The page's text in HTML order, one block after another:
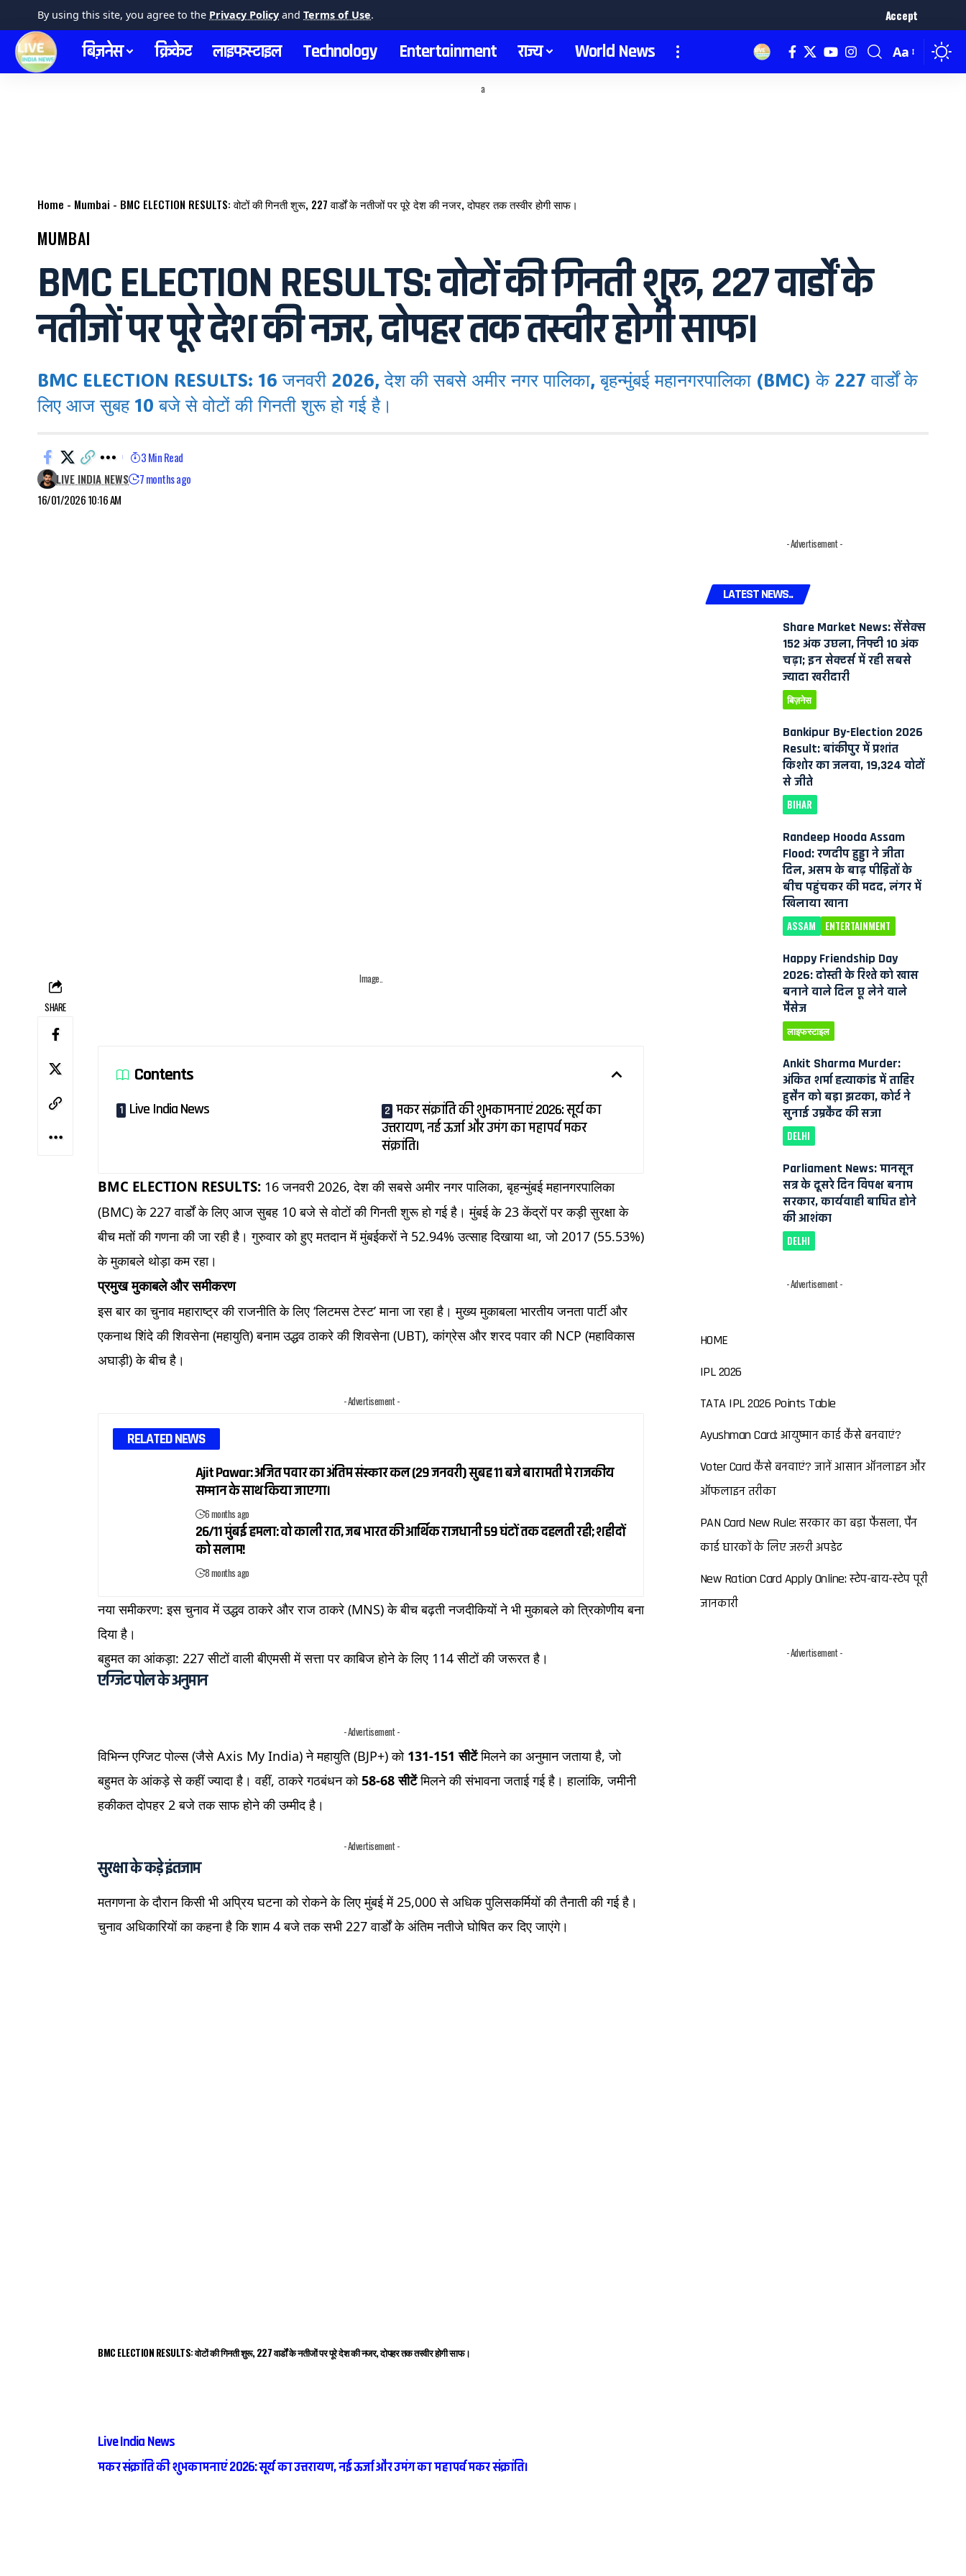
By using this site, you agree to the Privacy Policy and Terms of Use. Accept
बिज़नेस क्रिकेट लाइफस्टाइल Technology Entertainment राज्य World News Aa
a
Home - Mumbai - BMC ELECTION RESULTS: वोटों की गिनती शुरू, 227 वार्डों के नतीजों पर पूरे देश की नजर, दोपहर तक तस्वीर होगी साफ।
MUMBAI
BMC ELECTION RESULTS: वोटों की गिनती शुरू, 227 वार्डों के
नतीजों पर पूरे देश की नजर, दोपहर तक तस्वीर होगी साफ।
BMC ELECTION RESULTS: 16 जनवरी 2026, देश की सबसे अमीर नगर पालिका, बृहन्मुंबई महानगरपालिका (BMC) के 227 वार्डों के
लिए आज सुबह 10 बजे से वोटों की गिनती शुरू हो गई है।
16/01/2026 10:16 AM
LIVE INDIA NEWS 7 months ago
3 Min Read
SHARE
Image..
Contents
Live India News
मकर संक्रांति की शुभकामनाएं 2026: सूर्य का
उत्तरायण, नई ऊर्जा और उमंग का महापर्व मकर
संक्रांति।
BMC ELECTION RESULTS: 16 जनवरी 2026, देश की सबसे अमीर नगर पालिका, बृहन्मुंबई महानगरपालिका
(BMC) के 227 वार्डों के लिए आज सुबह 10 बजे से वोटों की गिनती शुरू हो गई है। मुंबई के 23 केंद्रों पर कड़ी सुरक्षा के
बीच मतों की गणना की जा रही है। गुरुवार को हुए मतदान में मुंबईकरों ने 52.94% उत्साह दिखाया था, जो 2017 (55.53%)
के मुकाबले थोड़ा कम रहा।
प्रमुख मुकाबले और समीकरण
इस बार का चुनाव महाराष्ट्र की राजनीति के लिए ‘लिटमस टेस्ट’ माना जा रहा है। मुख्य मुकाबला भारतीय जनता पार्टी और
एकनाथ शिंदे की शिवसेना (महायुति) बनाम उद्धव ठाकरे की शिवसेना (UBT), कांग्रेस और शरद पवार की NCP (महाविकास
अघाड़ी) के बीच है।
- Advertisement -
RELATED NEWS
Ajit Pawar: अजित पवार का अंतिम संस्कार कल (29 जनवरी) सुबह 11 बजे बारामती मे राजकीय
सम्मान के साथ किया जाएगा।
6 months ago
26/11 मुंबई हमला: वो काली रात, जब भारत की आर्थिक राजधानी 59 घंटों तक दहलती रही; शहीदों
को सलाम!
8 months ago
नया समीकरण: इस चुनाव में उद्धव ठाकरे और राज ठाकरे (MNS) के बीच बढ़ती नजदीकियों ने भी मुकाबले को त्रिकोणीय बना
दिया है।
बहुमत का आंकड़ा: 227 सीटों वाली बीएमसी में सत्ता पर काबिज होने के लिए 114 सीटों की जरूरत है।
एग्जिट पोल के अनुमान
- Advertisement -
विभिन्न एग्जिट पोल्स (जैसे Axis My India) ने महायुति (BJP+) को 131-151 सीटेंमिलने का अनुमान जताया है, जो
बहुमत के आंकड़े से कहीं ज्यादा है। वहीं, ठाकरे गठबंधन को58-68 सीटेंमिलने की संभावना जताई गई है। हालांकि, जमीनी
हकीकत दोपहर 2 बजे तक साफ होने की उम्मीद है।
- Advertisement -
सुरक्षा के कड़े इंतजाम
मतगणना के दौरान किसी भी अप्रिय घटना को रोकने के लिए मुंबई में 25,000 से अधिक पुलिसकर्मियों की तैनाती की गई है।
चुनाव अधिकारियों का कहना है कि शाम 4 बजे तक सभी 227 वार्डों के अंतिम नतीजे घोषित कर दिए जाएंगे।
BMC ELECTION RESULTS: वोटों की गिनती शुरू, 227 वार्डों के नतीजों पर पूरे देश की नजर, दोपहर तक तस्वीर होगी साफ।
Live India News
मकर संक्रांति की शुभकामनाएं 2026: सूर्य का उत्तरायण, नई ऊर्जा और उमंग का महापर्व मकर संक्रांति।
- Advertisement -
LATEST NEWS..
Share Market News: सेंसेक्स
152 अंक उछला, निफ्टी 10 अंक
चढ़ा; इन सेक्टर्स में रही सबसे
ज्यादा खरीदारी
बिज़नेस
Bankipur By-Election 2026
Result: बांकीपुर में प्रशांत
किशोर का जलवा, 19,324 वोटों
से जीते
BIHAR
Randeep Hooda Assam
Flood: रणदीप हुड्डा ने जीता
दिल, असम के बाढ़ पीड़ितों के
बीच पहुंचकर की मदद, लंगर में
खिलाया खाना
ASSAM ENTERTAINMENT
Happy Friendship Day
2026: दोस्ती के रिश्ते को खास
बनाने वाले दिल छू लेने वाले
मैसेज
लाइफस्टाइल
Ankit Sharma Murder:
अंकित शर्मा हत्याकांड में ताहिर
हुसैन को बड़ा झटका, कोर्ट ने
सुनाई उम्रकैद की सजा
DELHI
Parliament News: मानसून
सत्र के दूसरे दिन विपक्ष बनाम
सरकार, कार्यवाही बाधित होने
की आशंका
DELHI
- Advertisement -
HOME
IPL 2026
TATA IPL 2026 Points Table
Ayushman Card: आयुष्मान कार्ड कैसे बनवाएं?
Voter Card कैसे बनवाएं? जानें आसान ऑनलाइन और
ऑफलाइन तरीका
PAN Card New Rule: सरकार का बड़ा फैसला, पैन
कार्ड धारकों के लिए जरूरी अपडेट
New Ration Card Apply Online: स्टेप-बाय-स्टेप पूरी
जानकारी
- Advertisement -